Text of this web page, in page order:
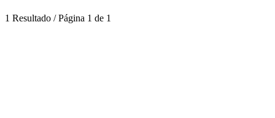
1 Resultado / Página 1 de 1